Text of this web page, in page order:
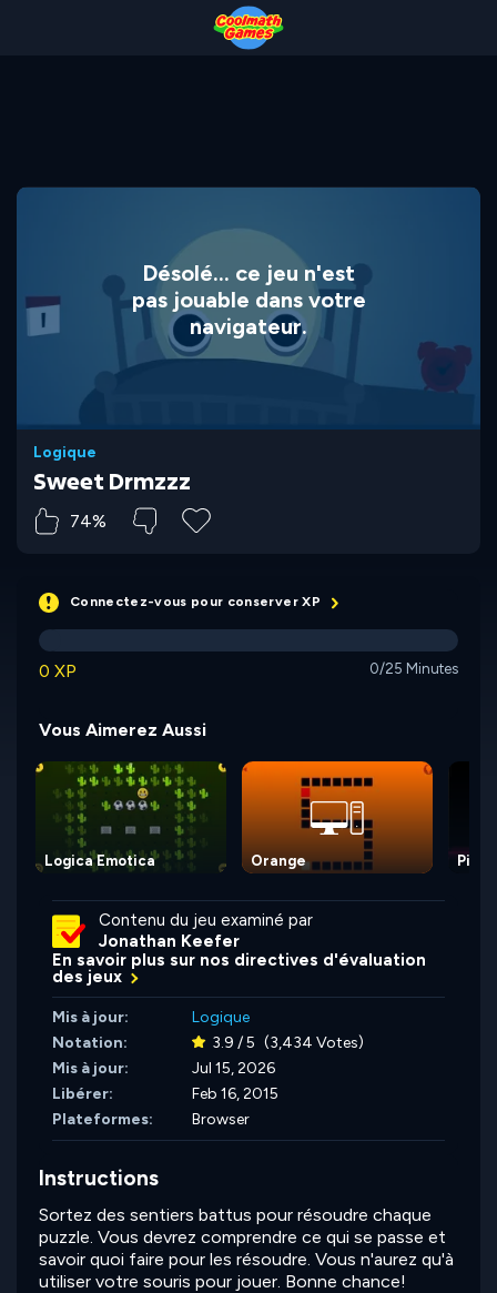
Désolé... ce jeu n'est
pas jouable dans votre
navigateur.
Logique
Sweet Drmzzz
74%
Connectez-vous pour conserver XP
0 XP 0/25 Minutes
Vous Aimerez Aussi
Orange Pink
Logica Emotica
Contenu du jeu examiné par
Jonathan Keefer
En savoir plus sur nos directives d'évaluation
des jeux
Mis à jour:
Logique
Notation:
3.9 / 5 (3,434 Votes)
Mis à jour:
Jul 15, 2026
Libérer:
Feb 16, 2015
Plateformes:
Browser
Instructions
Sortez des sentiers battus pour résoudre chaque
puzzle. Vous devrez comprendre ce qui se passe et
savoir quoi faire pour les résoudre. Vous n'aurez qu'à
utiliser votre souris pour jouer. Bonne chance!